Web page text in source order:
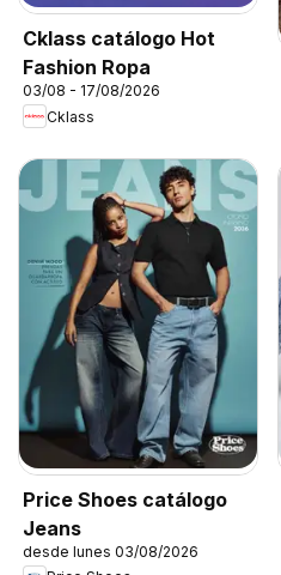
Cklass catálogo Hot
Fashion Ropa
03/08 - 17/08/2026
Cklass
Price Shoes catálogo
Jeans
desde lunes 03/08/2026